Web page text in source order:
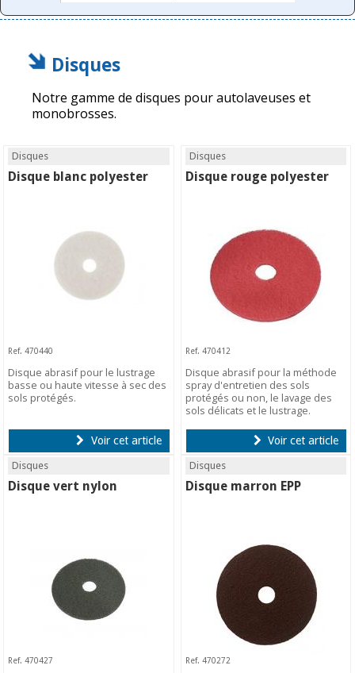
Disques
Notre gamme de disques pour autolaveuses et
monobrosses.
Disques
Disque blanc polyester
Ref. 470440
Disque abrasif pour le lustrage
basse ou haute vitesse à sec des
sols protégés.
Voir cet article
Disques
Disque rouge polyester
Ref. 470412
Disque abrasif pour la méthode
spray d'entretien des sols
protégés ou non, le lavage des
sols délicats et le lustrage.
Voir cet article
Disques
Disque vert nylon
Ref. 470427
Disques
Disque marron EPP
Ref. 470272